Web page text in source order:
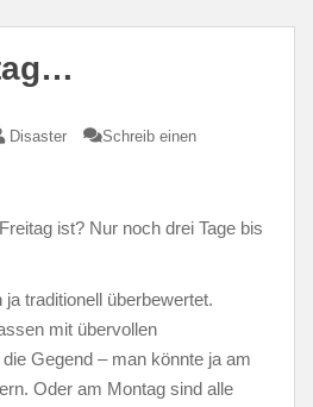
Disaster
Schreib einen
ist? Nur noch drei Tage bis
traditionell überbewertet.
mit übervollen
Gegend – man könnte ja am
Oder am Montag sind alle